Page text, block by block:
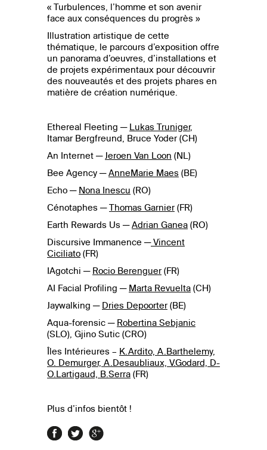
« Turbulences, l’homme et son avenir
face aux conséquences du progrès »
Illustration artistique de cette
thématique, le parcours d’exposition offre
un panorama d’oeuvres, d’installations et
de projets expérimentaux pour découvrir
des nouveautés et des projets phares en
matière de création numérique.
Ethereal Fleeting ─ Lukas Truniger,
Itamar Bergfreund, Bruce Yoder (CH)
An Internet ─Jeroen Van Loon (NL)
Bee Agency ─AnneMarie Maes (BE)
Echo ─ Nona Inescu (RO)
Cénotaphes ─Thomas Garnier (FR)
Earth Rewards Us ─Adrian Ganea (RO)
Discursive Immanence ─Vincent
Ciciliato (FR)
IAgotchi ─ Rocio Berenguer (FR)
AI Facial Profiling ─ Marta Revuelta (CH)
Jaywalking ─ Dries Depoorter (BE)
Aqua-forensic ─ Robertina Sebjanic
(SLO), Gjino Sutic (CRO)
Îles Intérieures – K.Ardito, A.Barthelemy,
O. Demurger, A.Desaubliaux, V.Godard, D-
O.Lartigaud, B.Serra (FR)
Plus d’infos bientôt !